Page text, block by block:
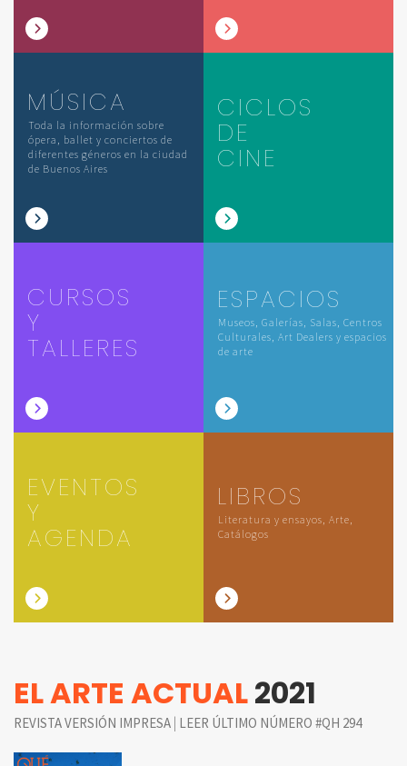
MÚSICA
Toda la información sobre
ópera, ballet y conciertos de
diferentes géneros en la ciudad
de Buenos Aires
CICLOS
DE
CINE
CURSOS
Y
TALLERES
ESPACIOS
Museos, Galerías, Salas, Centros
Culturales, Art Dealers y espacios
de arte
EVENTOS
Y
AGENDA
LIBROS
Literatura y ensayos, Arte,
Catálogos
EL ARTE ACTUAL2021
REVISTA VERSIÓN IMPRESA | LEER ÚLTIMO NÚMERO #QH 294